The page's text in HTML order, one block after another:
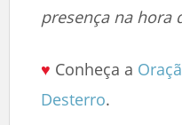
presença na hora
♥ Conheça a
Desterro.